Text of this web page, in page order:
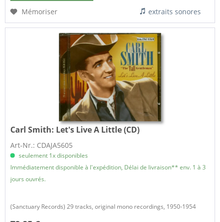
Mémoriser
extraits sonores
Carl Smith: Let's Live A Little (CD)
Art-Nr.: CDAJA5605
seulement 1x disponibles
Immédiatement disponible à l'expédition, Délai de livraison** env. 1 à 3
jours ouvrés.
(Sanctuary Records) 29 tracks, original mono recordings, 1950-1954